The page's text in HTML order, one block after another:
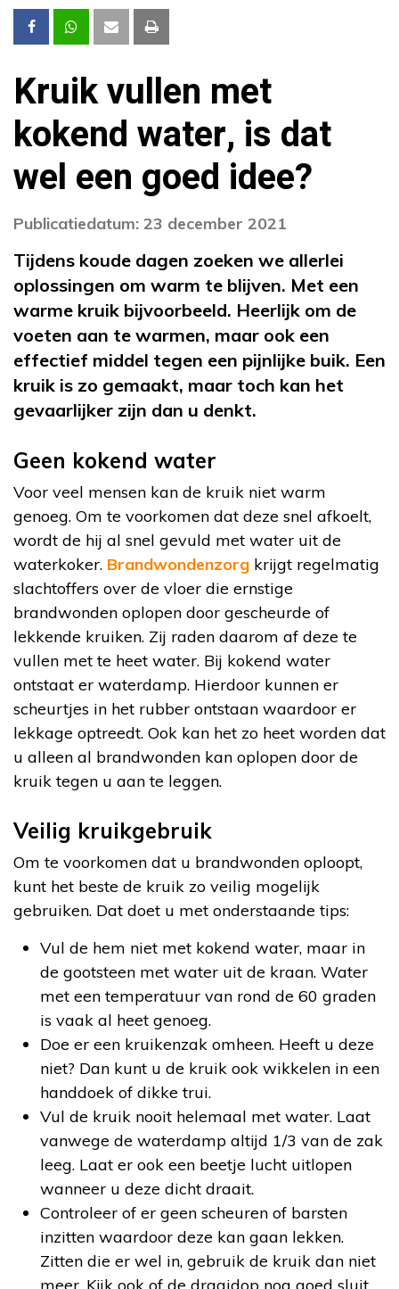
Kruik vullen met
kokend water, is dat
wel een goed idee?
Publicatiedatum: 23 december 2021
Tijdens koude dagen zoeken we allerlei
oplossingen om warm te blijven. Met een
warme kruik bijvoorbeeld. Heerlijk om de
voeten aan te warmen, maar ook een
effectief middel tegen een pijnlijke buik. Een
kruik is zo gemaakt, maar toch kan het
gevaarlijker zijn dan u denkt.
Geen kokend water
Voor veel mensen kan de kruik niet warm
genoeg. Om te voorkomen dat deze snel afkoelt,
wordt de hij al snel gevuld met water uit de
waterkoker. Brandwondenzorg krijgt regelmatig
slachtoffers over de vloer die ernstige
brandwonden oplopen door gescheurde of
lekkende kruiken. Zij raden daarom af deze te
vullen met te heet water. Bij kokend water
ontstaat er waterdamp. Hierdoor kunnen er
scheurtjes in het rubber ontstaan waardoor er
lekkage optreedt. Ook kan het zo heet worden dat
u alleen al brandwonden kan oplopen door de
kruik tegen u aan te leggen.
Veilig kruikgebruik
Om te voorkomen dat u brandwonden oploopt,
kunt het beste de kruik zo veilig mogelijk
gebruiken. Dat doet u met onderstaande tips:
Vul de hem niet met kokend water, maar in
de gootsteen met water uit de kraan. Water
met een temperatuur van rond de 60 graden
is vaak al heet genoeg.
Doe er een kruikenzak omheen. Heeft u deze
niet? Dan kunt u de kruik ook wikkelen in een
handdoek of dikke trui.
Vul de kruik nooit helemaal met water. Laat
vanwege de waterdamp altijd 1/3 van de zak
leeg. Laat er ook een beetje lucht uitlopen
wanneer u deze dicht draait.
Controleer of er geen scheuren of barsten
inzitten waardoor deze kan gaan lekken.
Zitten die er wel in, gebruik de kruik dan niet
meer. Kijk ook of de draaidop nog goed sluit.